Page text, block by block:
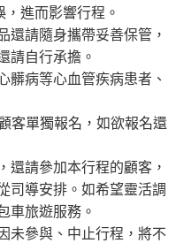
進而影響行程。
還請隨身攜帶妥善保管，
請自行承擔。
髒病等心血管疾病患者、
客單獨報名，如欲報名還
還請參加本行程的顧客，
司導安排。如希望靈活調
車旅遊服務。
未參與、中止行程，將不